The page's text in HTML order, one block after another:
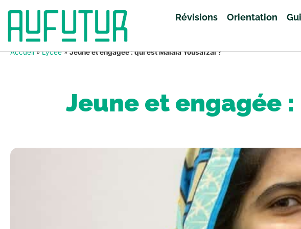
Révisions Orientation
Accueil»Lycée»Jeune et engagée : qui est Malala Yousafzaï ?
Jeune et engagée